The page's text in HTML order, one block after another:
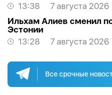
13:38
7 августа 2026
Ильхам Алиев сменил
Эстонии
13:28
7 августа 2026
Все срочные